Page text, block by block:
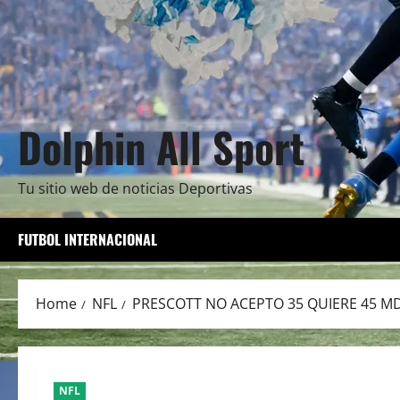
Dolphin All Sport
Tu sitio web de noticias Deportivas
FUTBOL INTERNACIONAL
Home NFL PRESCOTT NO ACEPTO 35 QUIERE 45
NFL